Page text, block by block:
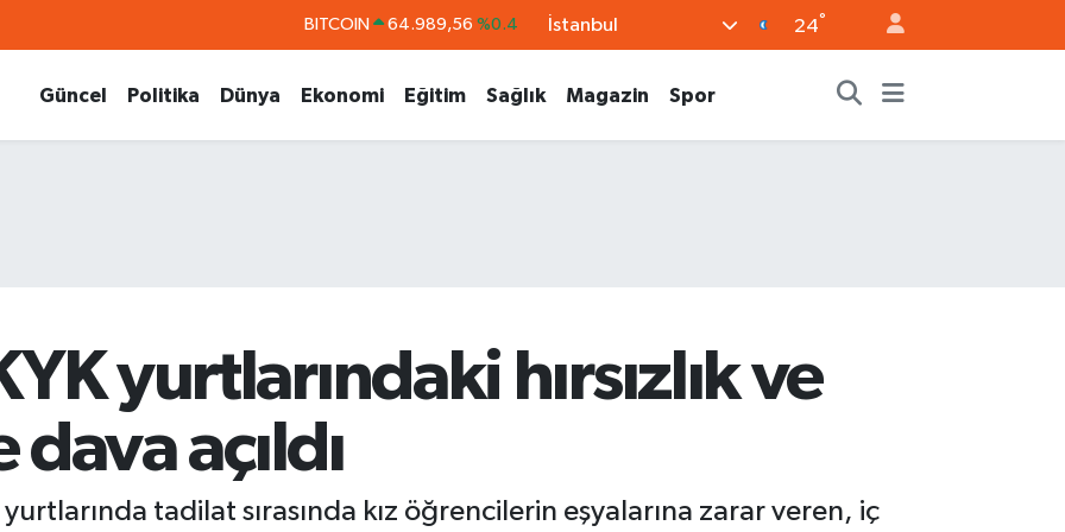
DOLAR 47,7239 %0.01
EURO 55,1823 %-0.06
STERLİN 64,4329 %-0.02
İstanbul 24°
Güncel Politika Dünya Ekonomi Eğitim Sağlık Magazin Spor
yurtlarındaki hırsızlık ve
açıldı
tadilat sırasında kız öğrencilerin eşyalarına zarar veren, iç